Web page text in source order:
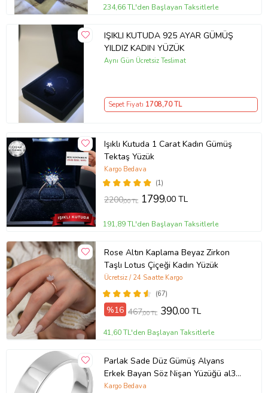
234,66 TL'den Başlayan Taksitlerle
IŞIKLI KUTUDA 925 AYAR GÜMÜŞ
YILDIZ KADIN YÜZÜK
Aynı Gün Ücretsiz Teslimat
Sepet Fiyatı 1708,70 TL
Işıklı Kutuda 1 Carat Kadın Gümüş
Tektaş Yüzük
(1)
Kargo Bedava
2200,00 TL 1799,00 TL
191,89 TL'den Başlayan Taksitlerle
Rose Altın Kaplama Beyaz Zirkon
Taşlı Lotus Çiçeği Kadın Yüzük
(67)
Ücretsiz / 24 Saatte Kargo
%16 467,00 TL 390,00 TL
41,60 TL'den Başlayan Taksitlerle
Parlak Sade Düz Gümüş Alyans
Erkek Bayan Söz Nişan Yüzüğü al38-
2
Kargo Bedava